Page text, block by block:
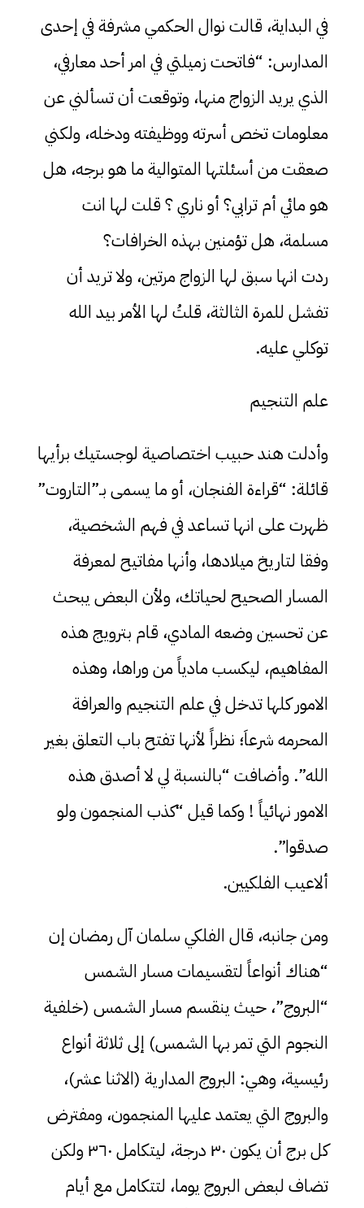
في البداية، قالت نوال الحكمي مشرفة في إحدى
المدارس: “فاتحت زميلتي في امر أحد معارفي،
الذي يريد الزواج منها، وتوقعت أن تسألني عن
معلومات تخص أسرته ووظيفته ودخله، ولكني
صعقت من أسئلتها المتوالية ما هو برجه، هل
هو مائي أم ترابي؟ أو ناري ؟ قلت لها انت
مسلمة، هل تؤمنين بهذه الخرافات؟
ردت انها سبق لها الزواج مرتين، ولا تريد أن
تفشل للمرة الثالثة، قلتُ لها الأمر بيد الله
توكلي عليه.
علم التنجيم
وأدلت هند حبيب اختصاصية لوجستيك برأيها
قائلة: “قراءة الفنجان، أو ما يسمى بـ”التاروت”
ظهرت على انها تساعد في فهم الشخصية،
وفقا لتاريخ ميلادها، وأنها مفاتيح لمعرفة
المسار الصحيح لحياتك، ولأن البعض يبحث
عن تحسين وضعه المادي، قام بترويج هذه
المفاهيم، ليكسب مادياً من وراها، وهذه
الامور كلها تدخل في علم التنجيم والعرافة
المحرمه شرعاَ؛ نظراً لأنها تفتح باب التعلق بغير
الله”. وأضافت “بالنسبة لي لا أصدق هذه
الامور نهائياً ! وكما قيل “كذب المنجمون ولو
صدقوا”.
ألاعيب الفلكيين.
ومن جانبه، قال الفلكي سلمان آل رمضان إن
“هناك أنواعاً لتقسيمات مسار الشمس
“البروج”، حيث ينقسم مسار الشمس (خلفية
النجوم التي تمر بها الشمس) إلى ثلاثة أنواع
رئيسية، وهي: البروج المدارية (الاثنا عشر)،
والبروج التي يعتمد عليها المنجمون، ومفترض
كل برج أن يكون ٣٠ درجة، ليتكامل ٣٦٠ ولكن
تضاف لبعض البروج يوما، لتتكامل مع أيام